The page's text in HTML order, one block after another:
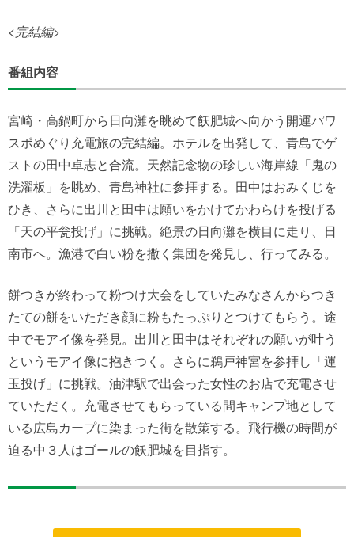
<完結編>
番組内容
宮崎・高鍋町から日向灘を眺めて飫肥城へ向かう開運パワ
スポめぐり充電旅の完結編。ホテルを出発して、青島でゲ
ストの田中卓志と合流。天然記念物の珍しい海岸線「鬼の
洗濯板」を眺め、青島神社に参拝する。田中はおみくじを
ひき、さらに出川と田中は願いをかけてかわらけを投げる
「天の平瓮投げ」に挑戦。絶景の日向灘を横目に走り、日
南市へ。漁港で白い粉を撒く集団を発見し、行ってみる。
餅つきが終わって粉つけ大会をしていたみなさんからつき
たての餅をいただき顔に粉もたっぷりとつけてもらう。途
中でモアイ像を発見。出川と田中はそれぞれの願いが叶う
というモアイ像に抱きつく。さらに鵜戸神宮を参拝し「運
玉投げ」に挑戦。油津駅で出会った女性のお店で充電させ
ていただく。充電させてもらっている間キャンプ地として
いる広島カープに染まった街を散策する。飛行機の時間が
迫る中３人はゴールの飫肥城を目指す。